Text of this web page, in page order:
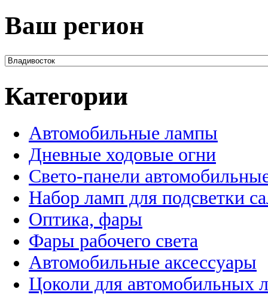
Ваш регион
Категории
Автомобильные лампы
Дневные ходовые огни
Свето-панели
Набор ламп для подсветки
Оптика, фары
Фары рабочего света
Автомобильные аксессуары
Цоколи для автомобильных